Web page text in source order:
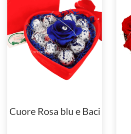
Cuore Rosa blu e Baci